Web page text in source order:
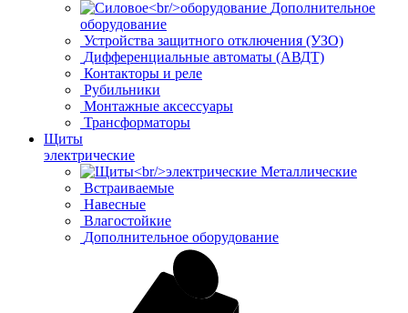
Дополнительное
оборудование
Устройства защитного отключения (УЗО)
Дифференциальные автоматы (АВДТ)
Контакторы и реле
Рубильники
Монтажные аксессуары
Трансформаторы
Щиты
электрические
Металлические
Встраиваемые
Навесные
Влагостойкие
Дополнительное оборудование